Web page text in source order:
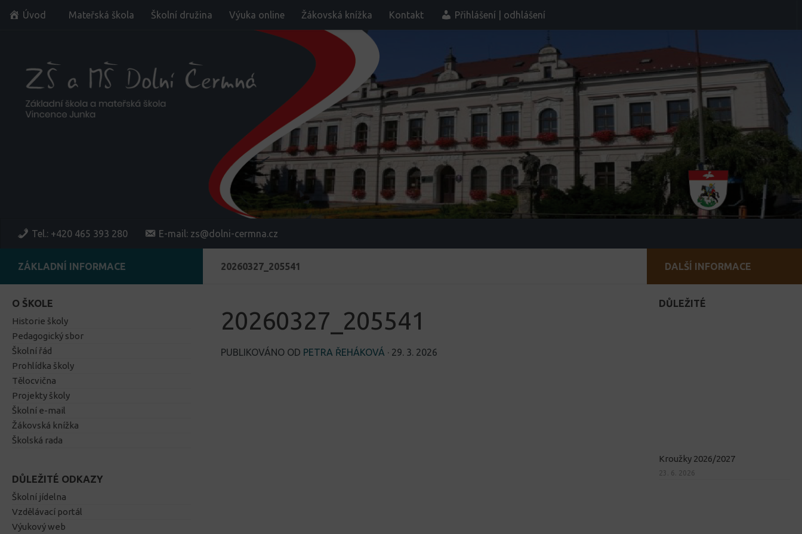
Skip to content
Úvod Mateřská škola Školní družina Výuka online Žákovská knížka Kontakt Přihlášení | odhlášení
Tel.: +420 465 393 280 E-mail: zs@dolni-cermna.cz
20260327_205541
20260327_205541
PUBLIKOVÁNO OD PETRA ŘEHÁKOVÁ · 29. 3. 2026
ZÁKLADNÍ INFORMACE
O ŠKOLE
Historie školy
Pedagogický sbor
Školní řád
Prohlídka školy
Tělocvična
Projekty školy
Školní e-mail
Žákovská knížka
Školská rada
DŮLEŽITÉ ODKAZY
Školní jídelna
Vzdělávací portál
Výukový web
DALŠÍ INFORMACE
DŮLEŽITÉ
Kroužky 2026/2027
23. 6. 2026